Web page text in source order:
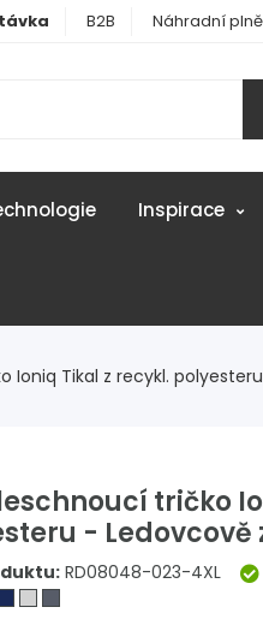
B2B Náhradní
Inspirace
Ioniq Tikal z recykl. polyesteru
tričko
- Ledovcově
RD08048-023-4XL